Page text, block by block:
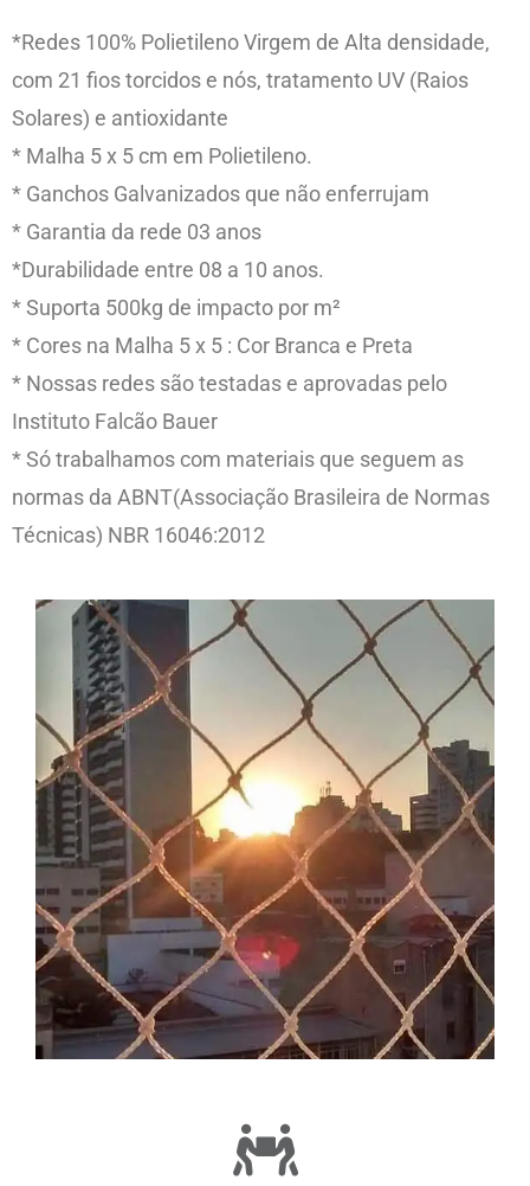
*Redes 100% Polietileno Virgem de Alta densidade,
com 21 fios torcidos e nós, tratamento UV (Raios
Solares) e antioxidante
* Malha 5 x 5 cm em Polietileno.
* Ganchos Galvanizados que não enferrujam
* Garantia da rede 03 anos
*Durabilidade entre 08 a 10 anos.
* Suporta 500kg de impacto por m²
* Cores na Malha 5 x 5 : Cor Branca e Preta
* Nossas redes são testadas e aprovadas pelo
Instituto Falcão Bauer
* Só trabalhamos com materiais que seguem as
normas da ABNT(Associação Brasileira de Normas
Técnicas) NBR 16046:2012